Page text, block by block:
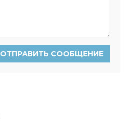
ОТПРАВИТЬ СООБЩЕНИЕ